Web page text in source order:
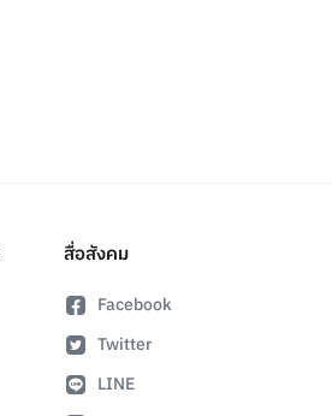
สื่อสังคม
Facebook
Twitter
LINE